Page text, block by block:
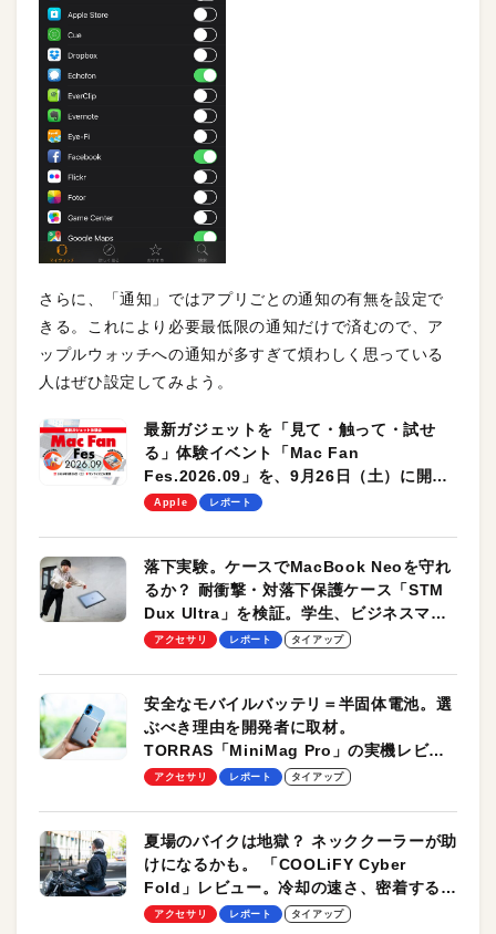
さらに、「通知」ではアプリごとの通知の有無を設定で
きる。これにより必要最低限の通知だけで済むので、ア
ップルウォッチへの通知が多すぎて煩わしく思っている
人はぜひ設定してみよう。
最新ガジェットを「見て・触って・試せ
る」体験イベント「Mac Fan
Fes.2026.09」を、9月26日（土）に開催
します！
Apple レポート
落下実験。ケースでMacBook Neoを守れ
るか？ 耐衝撃・対落下保護ケース「STM
Dux Ultra」を検証。学生、ビジネスマン
のモバイルユースに最適！
アクセサリ レポート タイアップ
安全なモバイルバッテリ＝半固体電池。選
ぶべき理由を開発者に取材。
TORRAS「MiniMag Pro」の実機レビュ
ーも
アクセサリ レポート タイアップ
夏場のバイクは地獄？ ネッククーラーが助
けになるかも。 「COOLiFY Cyber
Fold」レビュー。冷却の速さ、密着する冷
却プレート、シンプルな操作性がグッド！
アクセサリ レポート タイアップ